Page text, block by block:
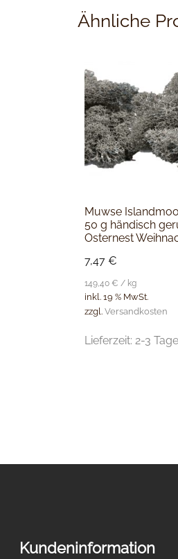
Ähnliche
Muwse
50 g händisch
Osternest
7,47 €
149,40 € / kg
inkl. 19 % MwSt.
zzgl. Versandkosten
Lieferzeit: 2-3 Tage
Kundeninformation